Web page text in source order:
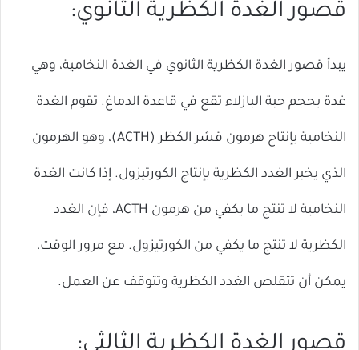
قصور الغدة الكظرية الثانوي:
يبدأ قصور الغدة الكظرية الثانوي في الغدة النخامية، وهي
غدة بحجم حبة البازلاء تقع في قاعدة الدماغ. تقوم الغدة
النخامية بإنتاج هرمون قشر الكظر (ACTH)، وهو الهرمون
الذي يخبر الغدد الكظرية بإنتاج الكورتيزول. إذا كانت الغدة
النخامية لا تنتج ما يكفي من هرمون ACTH، فإن الغدد
الكظرية لا تنتج ما يكفي من الكورتيزول. مع مرور الوقت،
يمكن أن تتقلص الغدد الكظرية وتتوقف عن العمل.